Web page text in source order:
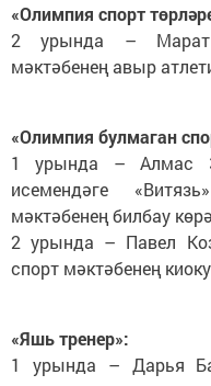
«Олимпия спорт
2 урында – Марат
мәктәбенең авыр
«Олимпия булмаган
1 урында – Алмас
исемендәге
мәктәбенең билбау
2 урында – Павел
спорт мәктәбенең
«Яшь тренер»:
1 урында – Дарья